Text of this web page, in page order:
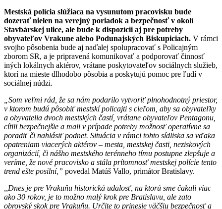
Mestská polícia slúžiaca na vysunutom pracovisku bude
dozerať nielen na verejný poriadok a bezpečnosť v okolí
Stavbárskej ulice, ale bude k dispozícii aj pre potreby
obyvateľov Vrakune alebo Podunajských Biskupiciach. V rámci
svojho pôsobenia bude aj naďalej spolupracovať s Policajným
zborom SR, a je pripravená komunikovať a podporovať činnosť
iných lokálnych aktérov, vrátane poskytovateľov sociálnych služieb,
ktorí na mieste dlhodobo pôsobia a poskytujú pomoc pre ľudí v
sociálnej núdzi.
„Som veľmi rád, že sa nám podarilo vytvoriť plnohodnotný priestor,
v ktorom budú pôsobiť mestskí policajti s cieľom, aby sa obyvateľky
a obyvatelia dvoch mestských častí, vrátane obyvateľov Pentagonu,
cítili bezpečnejšie a mali v prípade potreby možnosť operatívne sa
poradiť či nahlásiť podnet. Situácia v rámci tohto sídliska sa vďaka
opatreniam viacerých aktérov – mesta, mestskej časti, neziskových
organizácií, či nášho mestského terénneho tímu postupne zlepšuje a
veríme, že nové pracovisko a stála prítomnosť mestskej polície tento
trend ešte posilní,” povedal Matúš Vallo, primátor Bratislavy.
,,Dnes je pre Vrakuňu historická udalosť, na ktorú sme čakali viac
ako 30 rokov, je to možno malý krok pre Bratislavu, ale zato
obrovský skok pre Vrakuňu. Určite to prinesie väčšiu bezpečnosť a